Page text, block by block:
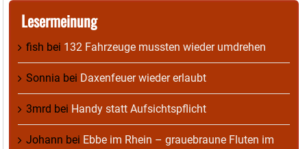
Lesermeinung
fish bei 132 Fahrzeuge mussten wieder umdrehen
Sonnia bei Daxenfeuer wieder erlaubt
3mrd bei Handy statt Aufsichtspflicht
Johann bei Ebbe im Rhein – grauebraune Fluten im